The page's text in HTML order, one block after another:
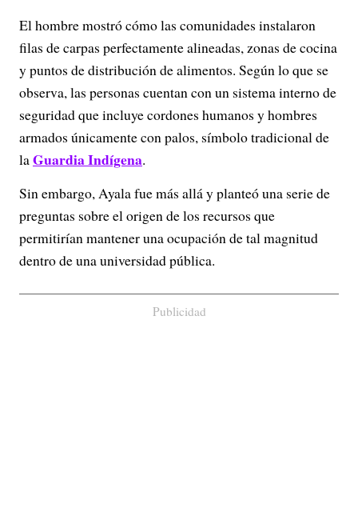
El hombre mostró cómo las comunidades instalaron
filas de carpas perfectamente alineadas, zonas de cocina
y puntos de distribución de alimentos. Según lo que se
observa, las personas cuentan con un sistema interno de
seguridad que incluye cordones humanos y hombres
armados únicamente con palos, símbolo tradicional de
laGuardia Indígena.
Sin embargo, Ayala fue más allá y planteó una serie de
preguntas sobre el origen de los recursos que
permitirían mantener una ocupación de tal magnitud
dentro de una universidad pública.
Publicidad